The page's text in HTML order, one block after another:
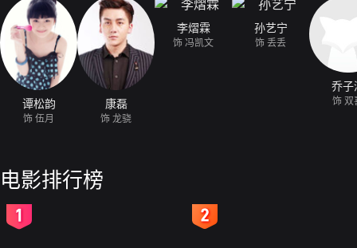
谭松韵
饰 伍月
康磊
饰 龙骁
李熠霖
饰 冯凯文
孙艺宁
饰 丢丢
乔子
饰 双
电影排行榜